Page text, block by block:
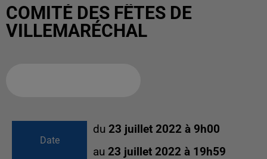
COMITÉ DES FÊTES DE
VILLEMARÉCHAL
Date
du 23 juillet 2022 à 9h00
au 23 juillet 2022 à 19h59